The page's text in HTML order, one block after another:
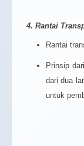
4. Rantai
Rantai
Prinsip
dari dua
untuk